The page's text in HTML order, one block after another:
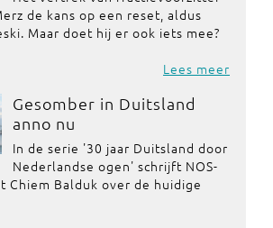
de kans op een reset, aldus
Maar doet hij er ook iets mee?
Lees meer
Gesomber in Duitsland
anno nu
In de serie '30 jaar Duitsland door
Nederlandse ogen' schrijft NOS-
Chiem Balduk over de huidige